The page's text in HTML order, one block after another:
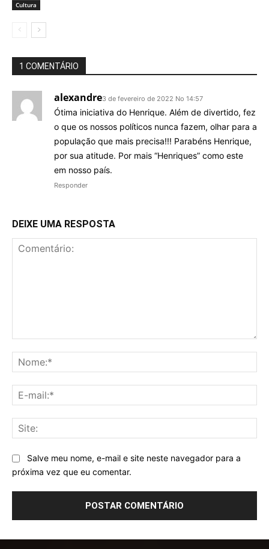
Cultura
1 COMENTÁRIO
alexandre3 de fevereiro de 2022 No 14:57
Ótima iniciativa do Henrique. Além de divertido, fez
o que os nossos políticos nunca fazem, olhar para a
população que mais precisa!!! Parabéns Henrique,
por sua atitude. Por mais “Henriques” como este
em nosso país.
Responder
DEIXE UMA RESPOSTA
Salve meu nome, e-mail e site neste navegador para a
próxima vez que eu comentar.